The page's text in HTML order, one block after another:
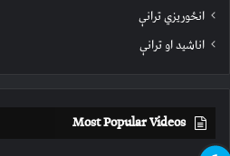
انځوریزي ترانې
اناشید او ترانې
Most Popular Videos